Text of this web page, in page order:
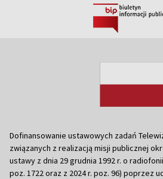
Dofinansowanie ustawowych zadań
związanych z realizacją misji publicznej
ustawy z dnia 29 grudnia 1992 r. o
poz. 1722 oraz z 2024 r. poz. 96) poprzez